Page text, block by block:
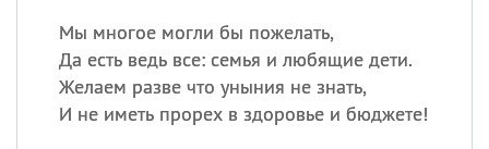
Мы многое могли бы пожелать,
Да есть ведь все: семья и любящие дети.
Желаем разве что уныния не знать,
И не иметь прорех в здоровье и бюджете!
ИМЕНА
Все
Сегодня празднуют именины